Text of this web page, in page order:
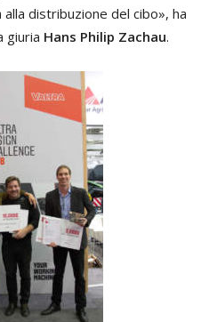
distribuzione del cibo», ha
giuria Hans Philip Zachau.